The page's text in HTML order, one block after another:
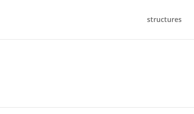
structures